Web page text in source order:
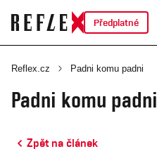
Předplatné
Reflex.cz Padni komu padni
Padni komu padni
Zpět na článek